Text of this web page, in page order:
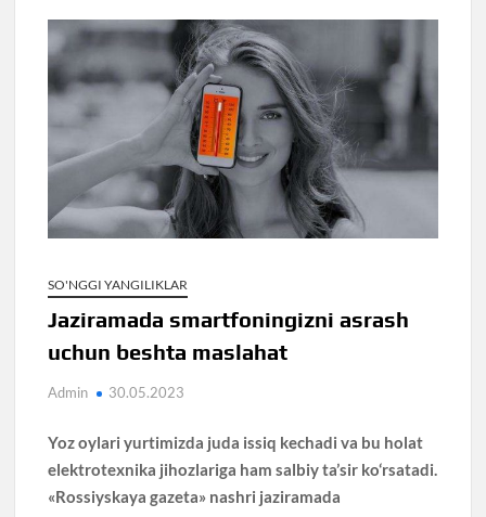
SO'NGGI YANGILIKLAR
Jaziramada smartfoningizni asrash
uchun beshta maslahat
Admin 30.05.2023
Yoz oylari yurtimizda juda issiq kechadi va bu holat
elektrotexnika jihozlariga ham salbiy ta’sir ko‘rsatadi.
«Rossiyskaya gazeta» nashri jaziramada